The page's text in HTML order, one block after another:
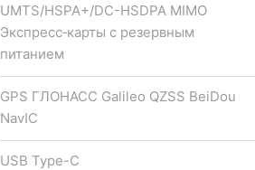
UMTS/​HSPA+/​DC-HSDPA MIMO
Экспресс‑карты с резервным
питанием
GPS ГЛОНАСС Galileo QZSS BeiDou
NavIC
USB Type-C